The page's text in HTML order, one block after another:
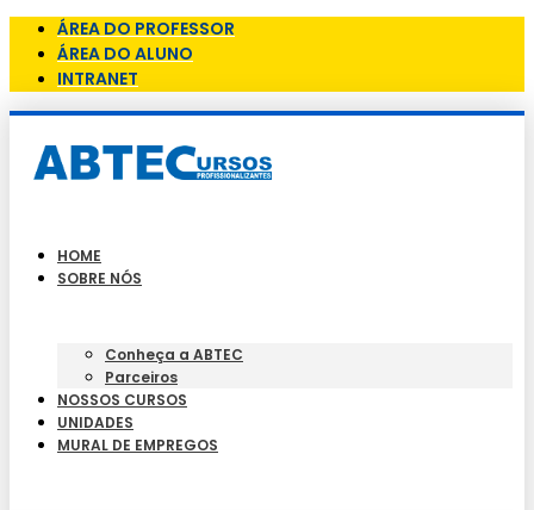
ÁREA DO PROFESSOR
ÁREA DO ALUNO
INTRANET
HOME
SOBRE NÓS
Conheça a ABTEC
Parceiros
NOSSOS CURSOS
UNIDADES
MURAL DE EMPREGOS